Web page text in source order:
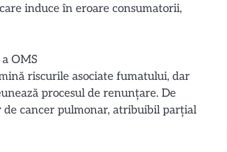
induce în eroare consumatorii,
OMS
riscurile asociate fumatului, dar
procesul de renunțare. De
de cancer pulmonar, atribuibil parțial